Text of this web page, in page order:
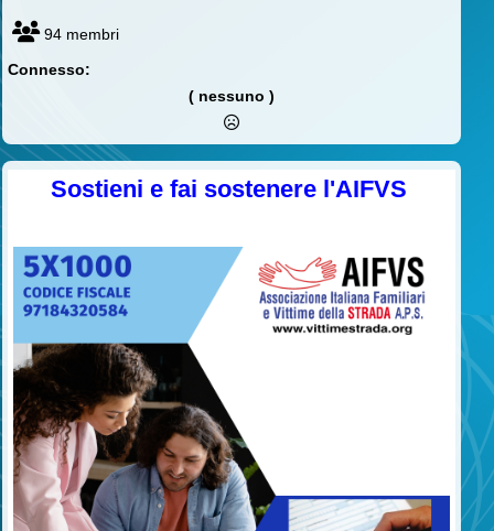
94 membri
Connesso:
( nessuno )
Sostieni e fai sostenere l'AIFVS